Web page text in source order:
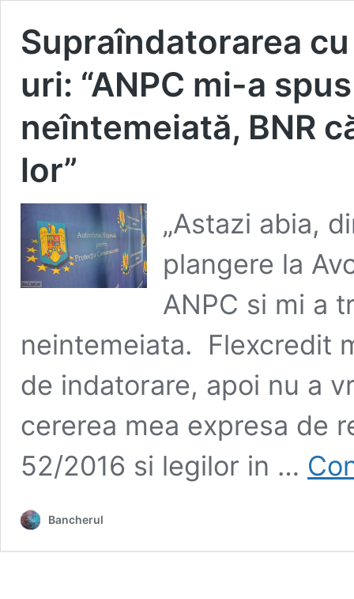
Supraîndatorarea
uri: “ANPC mi-a
neîntemeiată, BNR
lor”
„Astazi abia,
plangere la
ANPC si mi a
neintemeiata. Flexcredit
de indatorare, apoi nu a
cererea mea expresa de
52/2016 si legilor in …
Bancherul